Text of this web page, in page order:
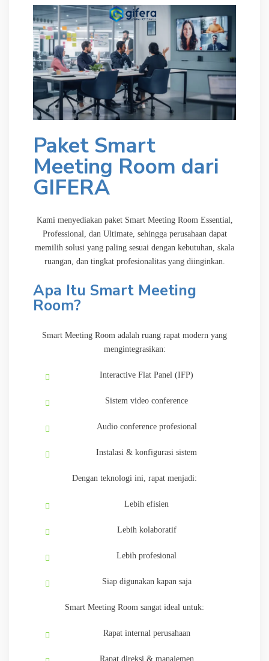
Paket Smart
Meeting Room dari
GIFERA
Kami menyediakan paket Smart Meeting Room Essential,
Professional, dan Ultimate, sehingga perusahaan dapat
memilih solusi yang paling sesuai dengan kebutuhan, skala
ruangan, dan tingkat profesionalitas yang diinginkan.
Apa Itu Smart Meeting
Room?
Smart Meeting Room adalah ruang rapat modern yang
mengintegrasikan:
Interactive Flat Panel (IFP)
Sistem video conference
Audio conference profesional
Instalasi & konfigurasi sistem
Dengan teknologi ini, rapat menjadi:
Lebih efisien
Lebih kolaboratif
Lebih profesional
Siap digunakan kapan saja
Smart Meeting Room sangat ideal untuk:
Rapat internal perusahaan
Rapat direksi & manajemen